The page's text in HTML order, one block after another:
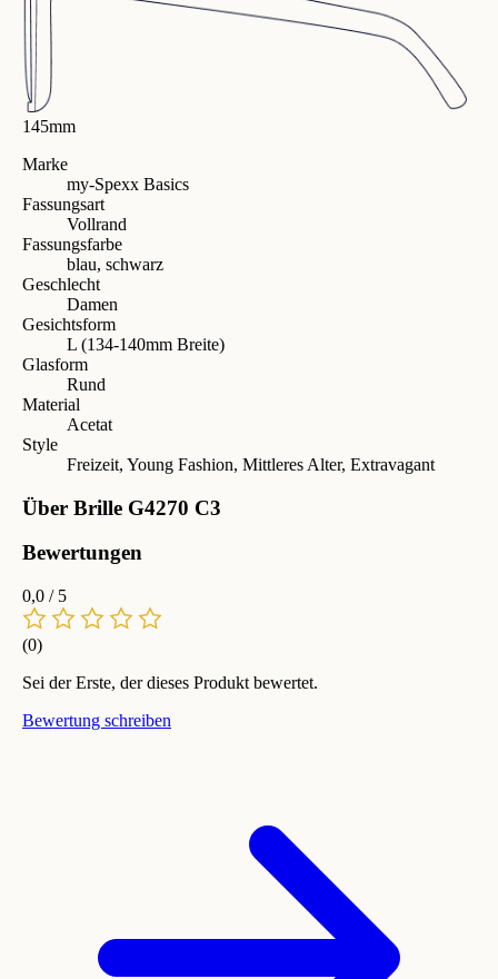
145mm
Marke
my-Spexx Basics
Fassungsart
Vollrand
Fassungsfarbe
blau, schwarz
Geschlecht
Damen
Gesichtsform
L (134-140mm Breite)
Glasform
Rund
Material
Acetat
Style
Freizeit, Young Fashion, Mittleres Alter, Extravagant
Über Brille G4270 C3
Bewertungen
0,0 / 5
(0)
Sei der Erste, der dieses Produkt bewertet.
Bewertung schreiben